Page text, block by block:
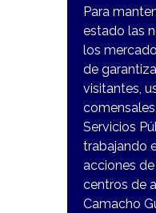
Para
estado las
los
de
visitantes,
Servicios
trabajando
acciones
centros de
Camacho